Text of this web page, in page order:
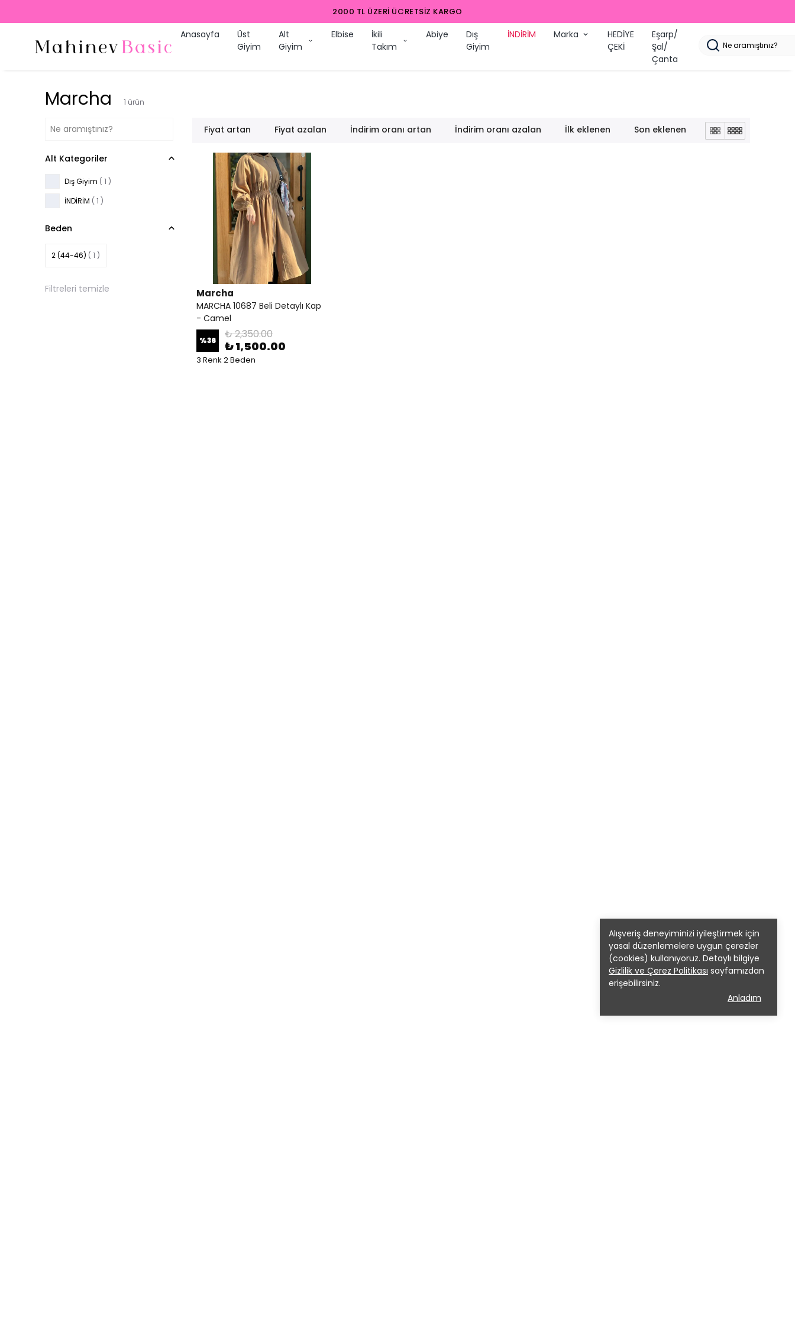
2000 TL ÜZERI ÜCRETSIZ KARGO
Anasayfa
Üst
Giyim
Alt
Giyim
Elbise
İkili
Takım
Abiye
Dış
Giyim
İNDİRİM Marka
HEDİYE
ÇEKİ
Eşarp/
Şal/
Çanta
Alışveriş deneyiminizi iyileştirmek için
yasal düzenlemelere uygun çerezler
(cookies) kullanıyoruz. Detaylı bilgiye
Gizlilik ve Çerez Politikası sayfamızdan
erişebilirsiniz.
Anladım
Marcha 1 ürün
Fiyat artan Fiyat azalan İndirim oranı artan İndirim oranı azalan İlk eklenen Son eklenen
Alt Kategoriler
Dış Giyim ( 1 )
İNDİRİM ( 1 )
Beden
2 (44-46) ( 1 )
Filtreleri temizle Marcha
MARCHA 10687 Beli Detaylı Kap
- Camel
%36 ₺ 2,350.00
₺ 1,500.00
3 Renk 2 Beden